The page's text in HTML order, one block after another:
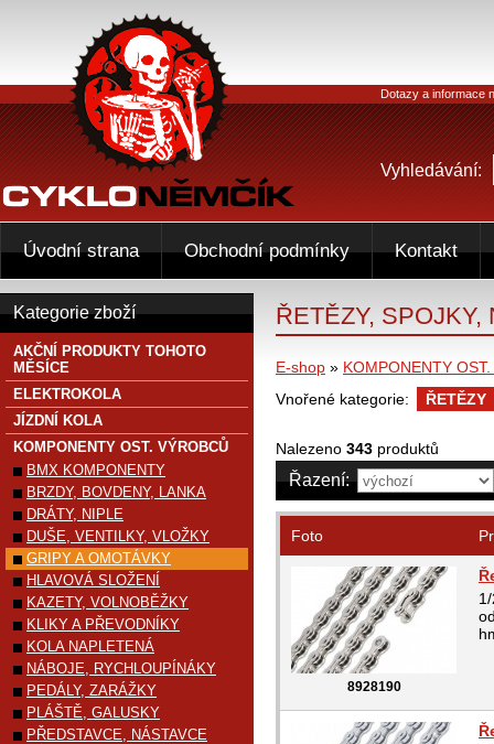
ŘETĚZY, SPOJKY,
E-shop » KOMPONENTY
Vnořené kategorie:
ŘETĚZY
Nalezeno 343 produktů
Řazení:
Foto
8928190
Kategorie zboží
AKČNÍ PRODUKTY TOHOTO
MĚSÍCE
ELEKTROKOLA
JÍZDNÍ KOLA
KOMPONENTY OST. VÝROBCŮ
BMX KOMPONENTY
BRZDY, BOVDENY, LANKA
DRÁTY, NIPLE
DUŠE, VENTILKY, VLOŽKY
GRIPY A OMOTÁVKY
HLAVOVÁ SLOŽENÍ
KAZETY, VOLNOBĚŽKY
KLIKY A PŘEVODNÍKY
KOLA NAPLETENÁ
NÁBOJE, RYCHLOUPÍNÁKY
PEDÁLY, ZARÁŽKY
PLÁŠTĚ, GALUSKY
PŘEDSTAVCE, NÁSTAVCE
Dotazy a informace
Vyhledávání:
Úvodní strana Obchodní podmínky Kontakt